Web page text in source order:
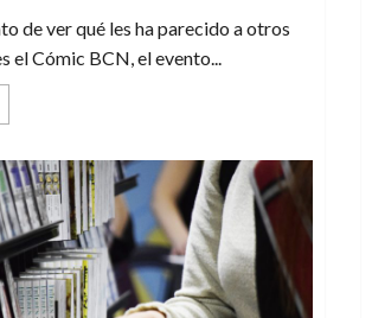
de ver qué les ha parecido a otros
el Cómic BCN, el evento...